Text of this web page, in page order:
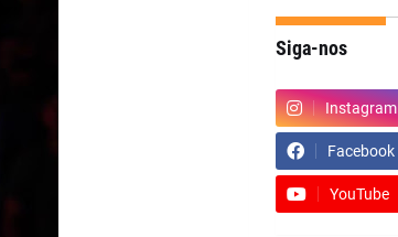
Siga-nos
Instagram
Facebook
YouTube